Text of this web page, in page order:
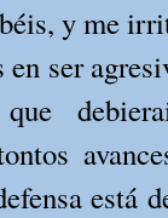
y me
ser
está